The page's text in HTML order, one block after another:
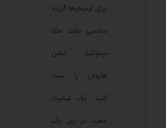
برای تینیجرها گزینه
مناسبی باشد مثلا
میتوانید لباس
هایتان را ست
کنید. یک تیشرت
سفید در زیر یک